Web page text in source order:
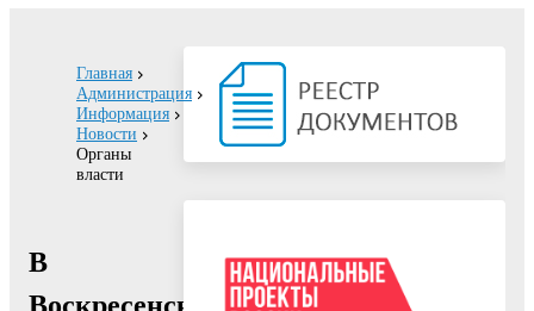
Главная
Администрация
Информация
Новости
Органы
власти
В